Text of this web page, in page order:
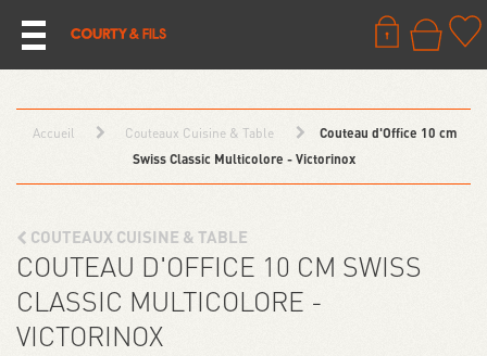
Accueil Couteaux Cuisine & Table
Couteau d'Office 10 cm
Swiss Classic Multicolore - Victorinox
COUTEAUX CUISINE & TABLE
COUTEAU D'OFFICE 10 CM SWISS
CLASSIC MULTICOLORE -
VICTORINOX